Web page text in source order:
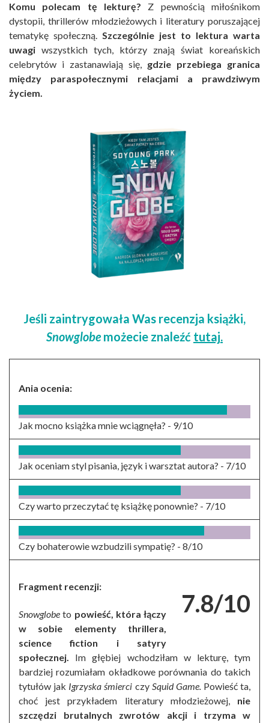
Komu polecam tę lekturę? Z pewnością miłośnikom
dystopii, thrillerów młodzieżowych i literatury poruszającej
tematykę społeczną. Szczególnie jest to lektura warta
uwagi wszystkich tych, którzy znają świat koreańskich
celebrytów i zastanawiają się, gdzie przebiega granica
między paraspołecznymi relacjami a prawdziwym
życiem.
Jeśli zaintrygowała Was recenzja książki,
Snowglobemożecie znaleźć tutaj.
Ania ocenia:
Jak mocno książka mnie wciągnęła? - 9/10
Jak oceniam styl pisania, język i warsztat autora? - 7/10
Czy warto przeczytać tę książkę ponownie? - 7/10
Czy bohaterowie wzbudzili sympatię? - 8/10
7.8/10
Fragment recenzji:
Snowglobeto powieść, która łączy
w sobie elementy thrillera,
science fiction i satyry
społecznej. Im głębiej wchodziłam w lekturę, tym
bardziej rozumiałam okładkowe porównania do takich
tytułów jak Igrzyska śmierci czy Squid Game. Powieść ta,
choć jest przykładem literatury młodzieżowej, nie
szczędzi brutalnych zwrotów akcji i trzyma w